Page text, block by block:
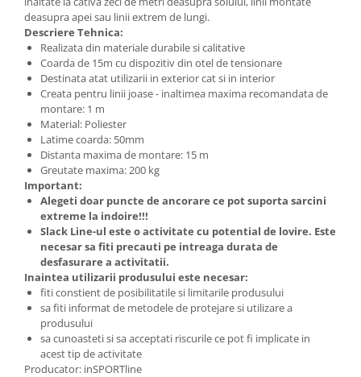
deasupra apei sau linii extrem de lungi.
Descriere Tehnica:
Realizata din materiale durabile si calitative
Coarda de 15m cu dispozitiv din otel de tensionare
Destinata atat utilizarii in exterior cat si in interior
Creata pentru linii joase - inaltimea maxima recomandata de
montare: 1 m
Material: Poliester
Latime coarda: 50mm
Distanta maxima de montare: 15 m
Greutate maxima: 200 kg
Important:
Alegeti doar puncte de ancorare ce pot suporta sarcini
extreme la indoire!!!
Slack Line-ul este o activitate cu potential de lovire. Este
necesar sa fiti precauti pe intreaga durata de
desfasurare a activitatii.
Inaintea utilizarii produsului este necesar:
fiti constient de posibilitatile si limitarile produsului
sa fiti informat de metodele de protejare si utilizare a
produsului
sa cunoasteti si sa acceptati riscurile ce pot fi implicate in
acest tip de activitate
Producator: inSPORTline